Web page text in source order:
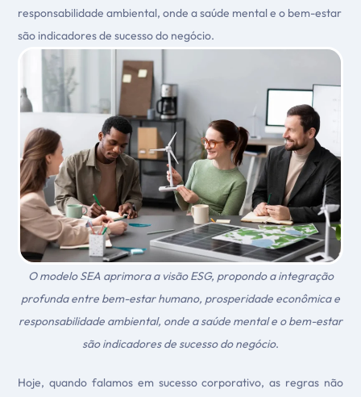
responsabilidade ambiental, onde a saúde mental e o bem-estar
são indicadores de sucesso do negócio.
O modelo SEA aprimora a visão ESG, propondo a integração
profunda entre bem-estar humano, prosperidade econômica e
responsabilidade ambiental, onde a saúde mental e o bem-estar
são indicadores de sucesso do negócio.
Hoje, quando falamos em sucesso corporativo, as regras não